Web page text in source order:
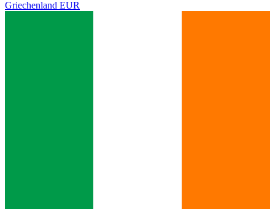
Griechenland EUR